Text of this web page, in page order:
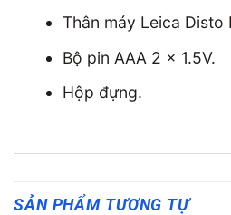
Thân máy Leica Disto
Bộ pin AAA 2 x 1.5V.
Hộp đựng.
SẢN PHẨM TƯƠNG TỰ